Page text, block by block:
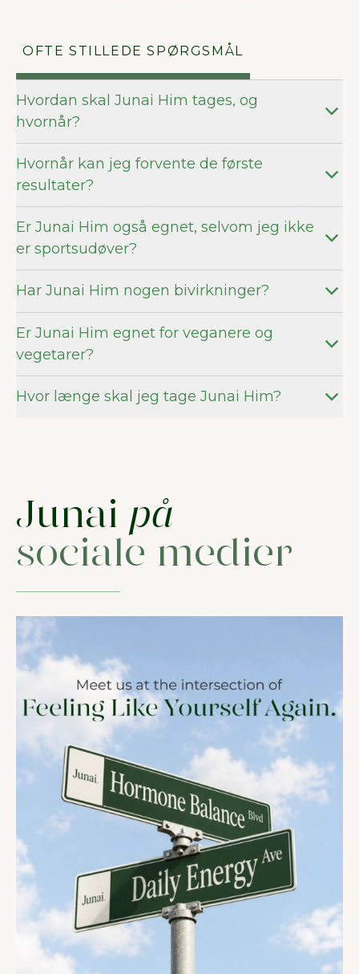
OFTE STILLEDE SPØRGSMÅL
Hvordan skal Junai Him tages, og
hvornår?
Hvornår kan jeg forvente de første
resultater?
Er Junai Him også egnet, selvom jeg ikke
er sportsudøver?
Har Junai Him nogen bivirkninger?
Er Junai Him egnet for veganere og
vegetarer?
Hvor længe skal jeg tage Junai Him?
Junai på
sociale medier